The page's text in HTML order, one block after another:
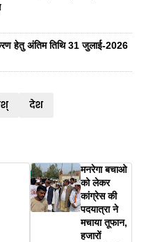
हेतु अंतिम तिथि 31 जुलाई-2026
देश
मनरेगा बचाओ
को लेकर
कांग्रेस की
पदयात्रा ने
मचाया तूफान,
हजारों